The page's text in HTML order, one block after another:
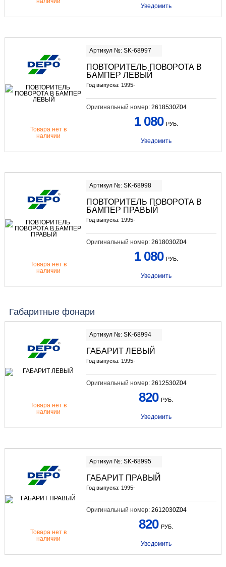
Уведомить
Артикул №: SK-68997
ПОВТОРИТЕЛЬ ПОВОРОТА В
БАМПЕР ЛЕВЫЙ
Год выпуска: 1995-
Оригинальный номер: 2618530Z04
Товара нет в
наличии
1 080 РУБ.
Уведомить
Артикул №: SK-68998
ПОВТОРИТЕЛЬ ПОВОРОТА В
БАМПЕР ПРАВЫЙ
Год выпуска: 1995-
Оригинальный номер: 2618030Z04
Товара нет в
наличии
1 080 РУБ.
Уведомить
Габаритные фонари
Артикул №: SK-68994
ГАБАРИТ ЛЕВЫЙ
Год выпуска: 1995-
Оригинальный номер: 2612530Z04
Товара нет в
наличии
820 РУБ.
Уведомить
Артикул №: SK-68995
ГАБАРИТ ПРАВЫЙ
Год выпуска: 1995-
Оригинальный номер: 2612030Z04
Товара нет в
наличии
820 РУБ.
Уведомить